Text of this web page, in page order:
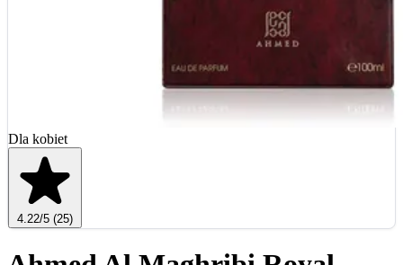
Dla kobiet
4.22/5 (25)